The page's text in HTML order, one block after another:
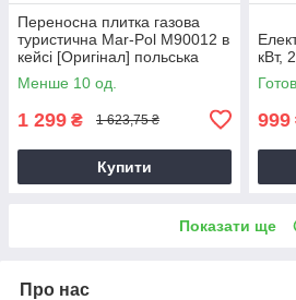
Переносна плитка газова
туристична Mar-Pol M90012 в
кейсі [Оригінал] польська
Менше 10 од.
1 299 ₴ 1 623,75 ₴
Купити
кВт,
999
Показати ще
Про нас